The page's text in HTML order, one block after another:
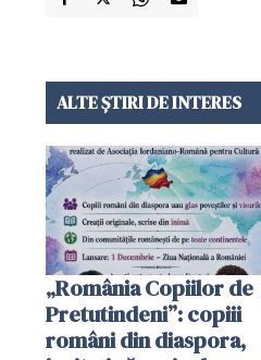
ALTE ȘTIRI DE INTERES
„România Copiilor de
Pretutindeni”: copiii
români din diaspora,